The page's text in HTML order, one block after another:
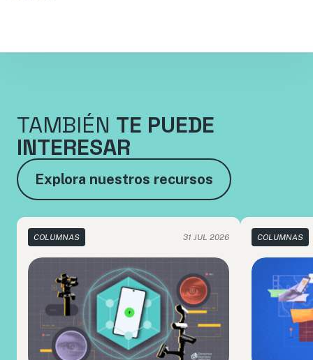
TAMBIÉN TE PUEDE
INTERESAR
Explora nuestros recursos
COLUMNAS 31 JUL 2026 COLUMNAS